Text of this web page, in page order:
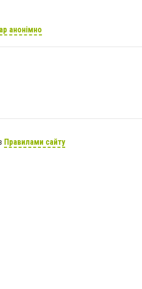
анонімно
Правилами сайту